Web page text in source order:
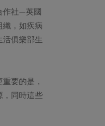
作社—英國
織，如疾病
俱樂部生
要的是，
，同時這些